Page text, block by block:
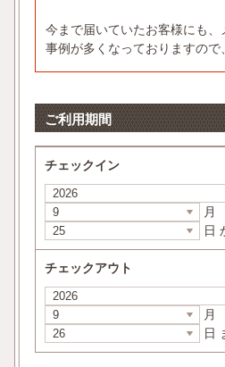
今まで届いていたお客様にも、
事例が多くなっておりますので
ご利用期間
チェックイン
月
日
チェックアウト
月
日